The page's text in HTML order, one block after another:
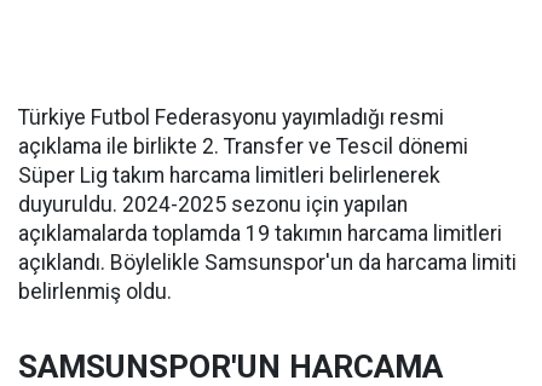
Türkiye Futbol Federasyonu yayımladığı resmi
açıklama ile birlikte 2. Transfer ve Tescil dönemi
Süper Lig takım harcama limitleri belirlenerek
duyuruldu. 2024-2025 sezonu için yapılan
açıklamalarda toplamda 19 takımın harcama limitleri
açıklandı. Böylelikle Samsunspor'un da harcama limiti
belirlenmiş oldu.
SAMSUNSPOR'UN HARCAMA